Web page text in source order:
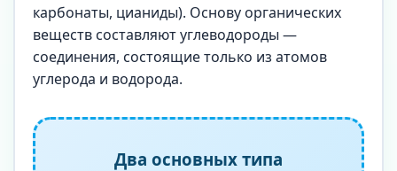
карбонаты, цианиды). Основу органических
веществ составляют углеводороды —
соединения, состоящие только из атомов
углерода и водорода.
Два основных типа